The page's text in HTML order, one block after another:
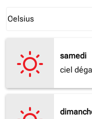
Celsius
keyboard_arrow_down
samedi
ciel